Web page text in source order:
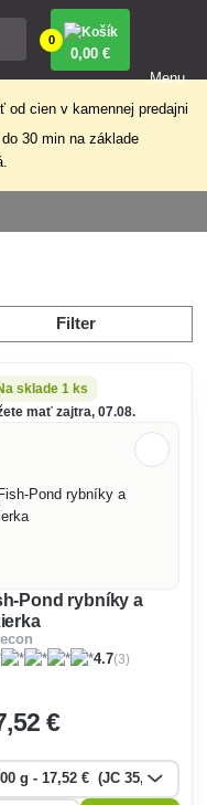
od cien v kamennej predajni
30 min na základe
0
0,00 €
Menu
Filter
sklade 1 ks
mať zajtra, 07.08.
Pond rybníky a
4.7(3)
,52 €